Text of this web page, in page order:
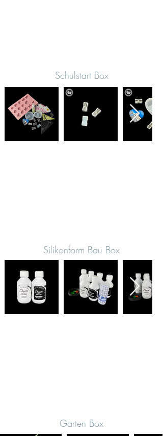
Schulstart Box
Silikonform Bau Box
Garten Box